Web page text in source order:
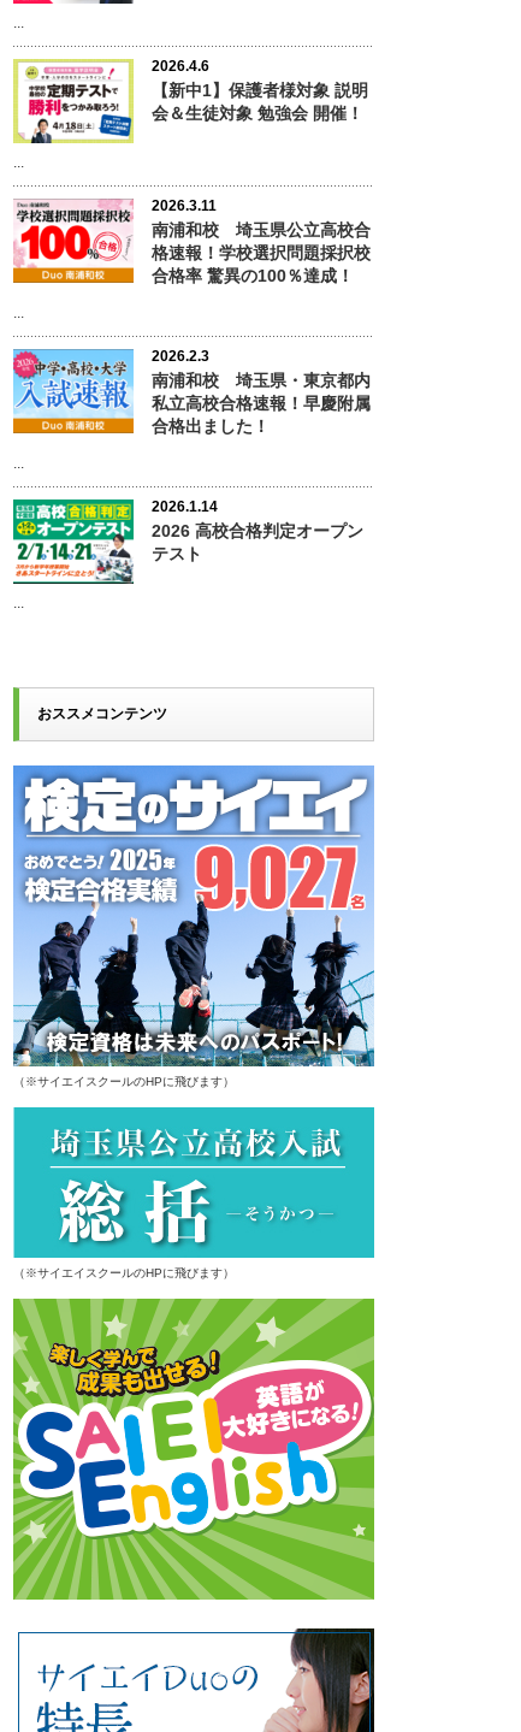
...
2026.4.6
【新中1】保護者様対象 説明
会＆生徒対象 勉強会 開催！
...
2026.3.11
南浦和校 埼玉県公立高校合
格速報！学校選択問題採択校
合格率 驚異の100％達成！
...
2026.2.3
南浦和校 埼玉県・東京都内
私立高校合格速報！早慶附属
合格出ました！
...
2026.1.14
2026 高校合格判定オープン
テスト
...
おススメコンテンツ
（※サイエイスクールのHPに飛びます）
（※サイエイスクールのHPに飛びます）